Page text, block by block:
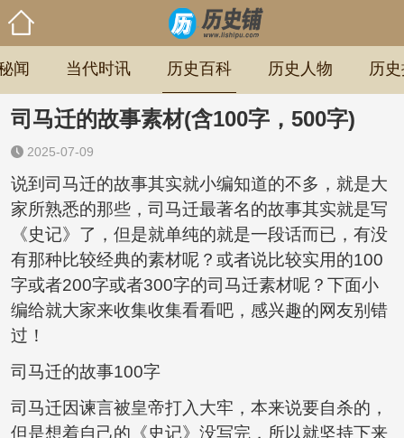
闻 当代时讯 历史百科 历史人物 历
司马迁的故事素材(含100字，500字)
2025-07-09
说到司马迁的故事其实就小编知道的不多，就是大
家所熟悉的那些，司马迁最著名的故事其实就是写
《史记》了，但是就单纯的就是一段话而已，有没
有那种比较经典的素材呢？或者说比较实用的100
字或者200字或者300字的司马迁素材呢？下面小
编给就大家来收集收集看看吧，感兴趣的网友别错
过！
司马迁的故事100字
司马迁因谏言被皇帝打入大牢，本来说要自杀的，
但是想着自己的《史记》没写完，所以就坚持下来